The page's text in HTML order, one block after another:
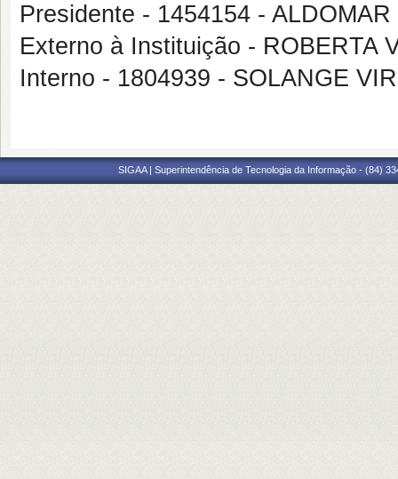
Presidente - 1454154 -
Externo à Instituição - ROBERTA
Interno - 1804939 - SOLANGE
SIGAA | Superintendência de Tecnologia da Informação - (84)